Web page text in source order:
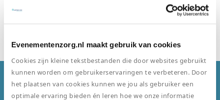
Evenementenzorg.nl maakt gebruik van cookies
Cookies zijn kleine tekstbestanden die door websites gebruikt
kunnen worden om gebruikerservaringen te verbeteren. Door
het plaatsen van cookies kunnen we jou als gebruiker een
optimale ervaring bieden én leren hoe we onze informatie
Dit zijn klanten van ons gewend